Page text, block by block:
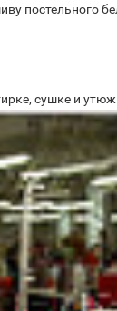
постельного
сушке и